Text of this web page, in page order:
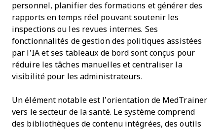
personnel, planifier des formations et générer des
rapports en temps réel pouvant soutenir les
inspections ou les revues internes. Ses
fonctionnalités de gestion des politiques assistées
par l’IA et ses tableaux de bord sont conçus pour
réduire les tâches manuelles et centraliser la
visibilité pour les administrateurs.
Un élément notable est l’orientation de MedTrainer
vers le secteur de la santé. Le système comprend
des bibliothèques de contenu intégrées, des outils